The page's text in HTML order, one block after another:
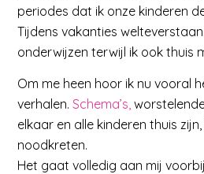
periodes dat ik onze kinderen
Tijdens vakanties
onderwijzen terwijl ik ook thuis
Om me heen hoor ik nu vooral
verhalen. Schema’s,
elkaar en alle kinderen thuis
noodkreten.
Het gaat volledig aan mij